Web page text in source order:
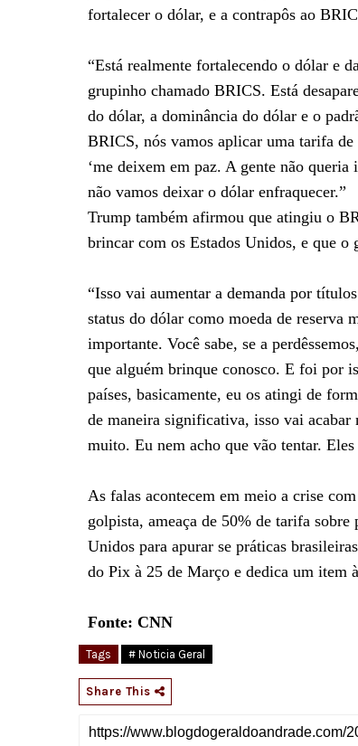
fortalecer o dólar, e a contrapôs ao
“Está realmente fortalecendo o dólar e
grupinho chamado BRICS. Está
do dólar, a dominância do dólar e o
BRICS, nós vamos aplicar uma tarifa
‘me deixem em paz. A gente não
não vamos deixar o dólar enfraquecer.”
Trump também afirmou que atingiu o
brincar com os Estados Unidos, e que o
“Isso vai aumentar a demanda por
status do dólar como moeda de reserva
importante. Você sabe, se a
que alguém brinque conosco. E foi por
países, basicamente, eu os atingi de
de maneira significativa, isso vai
muito. Eu nem acho que vão tentar.
As falas acontecem em meio a crise
golpista, ameaça de 50% de tarifa
Unidos para apurar se práticas
do Pix à 25 de Março e dedica um item
Fonte: CNN
Tags # Noticia Geral
Share This